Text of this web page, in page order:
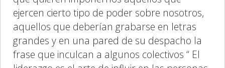
ejercen cierto tipo de poder sobre nosotros,
aquellos que deberían grabarse en letras
grandes y en una pared de su despacho la
frase que inculcan a algunos colectivos “ El